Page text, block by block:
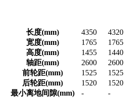
长度(mm) 4350 4320
宽度(mm)
1765 1765
高度(mm)
1455 1440
轴距(mm)
2600 2600
前轮距(mm)
1525 1525
后轮距(mm)
1520 1520
最小离地间隙(mm)
- -